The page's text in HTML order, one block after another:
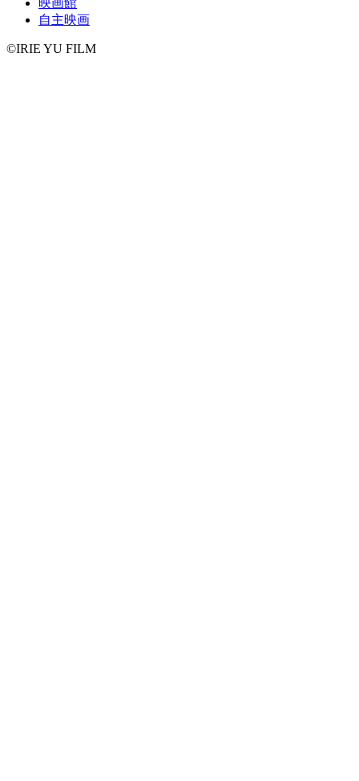
映画館
自主映画
©IRIE YU FILM